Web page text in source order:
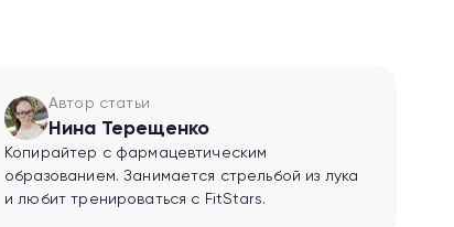
Автор статьи
Нина Терещенко
Копирайтер с фармацевтическим
образованием. Занимается стрельбой из лука
и любит тренироваться с FitStars.